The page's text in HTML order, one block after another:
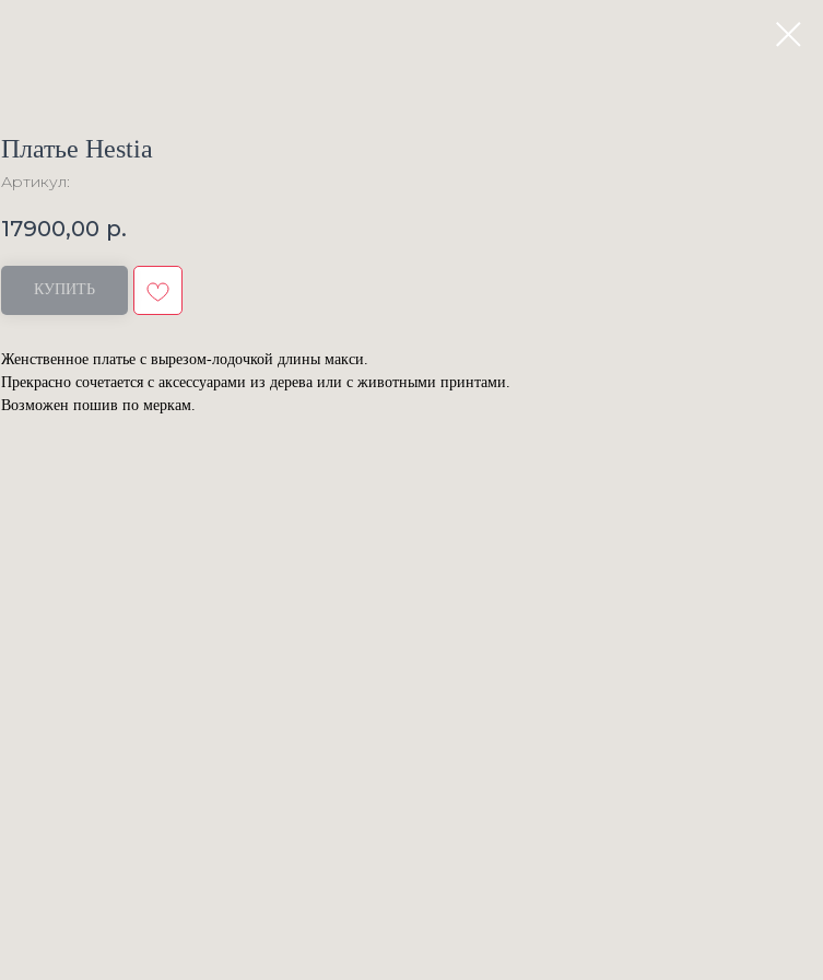
Платье Hestia
Артикул:
17900,00 р.
КУПИТЬ
Женственное платье с вырезом-лодочкой длины макси.
Прекрасно сочетается с аксессуарами из дерева или с животными принтами.
Возможен пошив по меркам.